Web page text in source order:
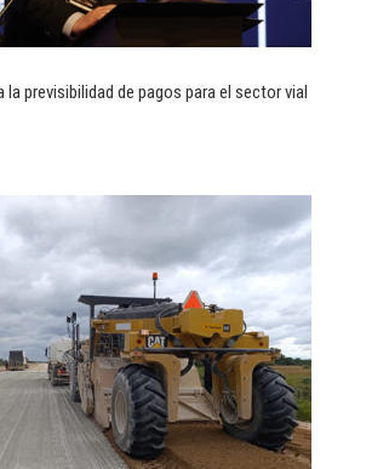
la previsibilidad de pagos para el sector vial